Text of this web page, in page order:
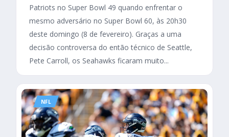
Patriots no Super Bowl 49 quando enfrentar o
mesmo adversário no Super Bowl 60, às 20h30
deste domingo (8 de fevereiro). Graças a uma
decisão controversa do então técnico de Seattle,
Pete Carroll, os Seahawks ficaram muito...
NFL